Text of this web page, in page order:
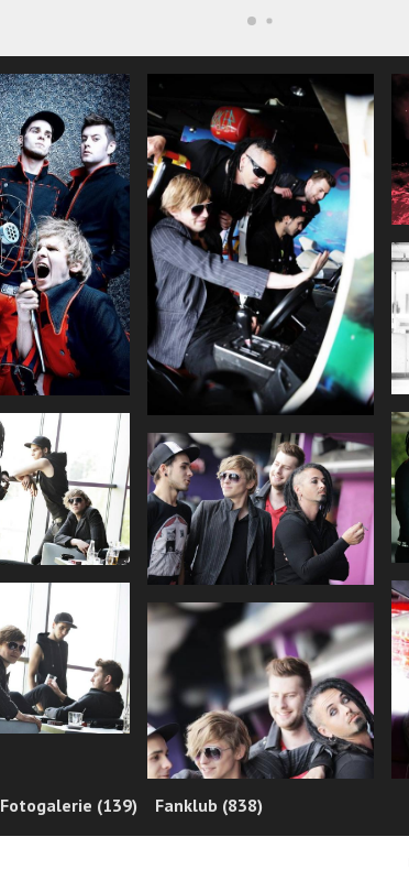
Fotogalerie (139) Fanklub (838)